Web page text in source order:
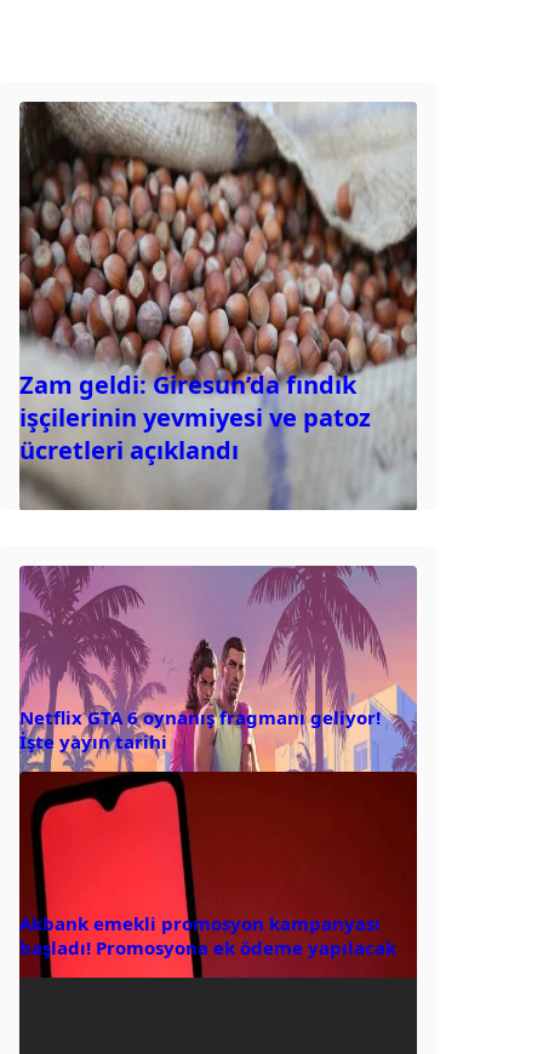
Zam geldi: Giresun’da fındık
işçilerinin yevmiyesi ve patoz
ücretleri açıklandı
Netflix GTA 6 oynanış fragmanı geliyor!
İşte yayın tarihi
Akbank emekli promosyon kampanyası
başladı! Promosyona ek ödeme yapılacak